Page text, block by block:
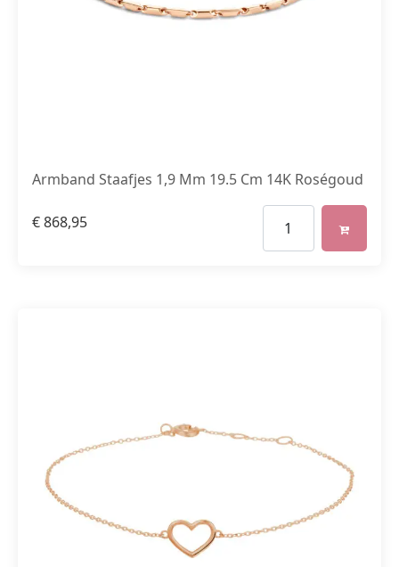
Armband Staafjes 1,9 Mm 19.5 Cm 14K Roségoud
€868,95